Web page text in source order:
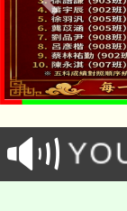
「
場
8/
徵
局
8月